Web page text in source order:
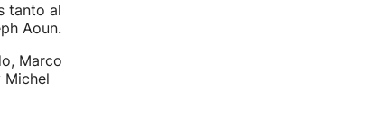
tanto al
Aoun.
Marco
Michel